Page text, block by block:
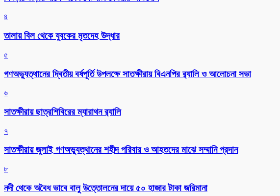
৪
তালায় বিল থেকে যুবকের মৃতদেহ উদ্ধার
৫
গণঅভ্যুত্থানের দ্বিতীয় বর্ষপূর্তি উপলক্ষে সাতক্ষীরায় বিএনপির র‌্যালি ও আলোচনা সভা
৬
সাতক্ষীরায় ছাত্রশিবিরের ম্যারাথন র‌্যালি
৭
সাতক্ষীরায় জুলাই গণঅভ্যুত্থানের শহীদ পরিবার ও আহতদের মাঝে সম্মানি প্রদান
৮
নদী থেকে অবৈধ ভাবে বালু উত্তোলনের দায়ে ৫০ হাজার টাকা জরিমানা